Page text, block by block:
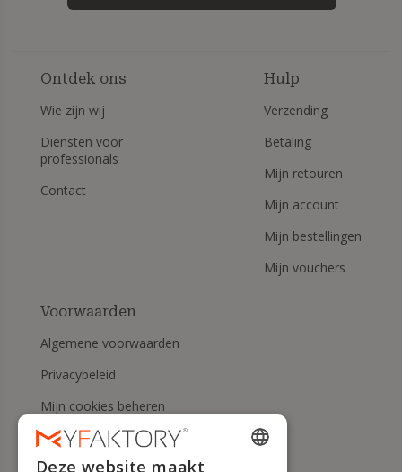
Ontdek ons
Wie zijn wij
Diensten voor
professionals
Contact
Hulp
Verzending
Betaling
Mijn retouren
Mijn account
Mijn bestellingen
Mijn vouchers
Voorwaarden
Algemene voorwaarden
Privacybeleid
Mijn cookies beheren
Herroepingsrecht en
Deze website maakt